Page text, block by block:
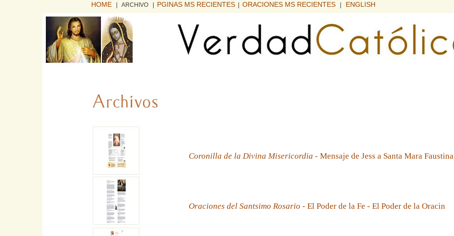
HOME | ARCHIVO PGINAS MS RECIENTES ORACIONES MS RECIENTES ENGLISH
Coronilla de la Divina Misericordia - Mensaje de Jess a Santa Mara Faustina
Oraciones del Santsimo Rosario - El Poder de la Fe - El Poder de la Oracin